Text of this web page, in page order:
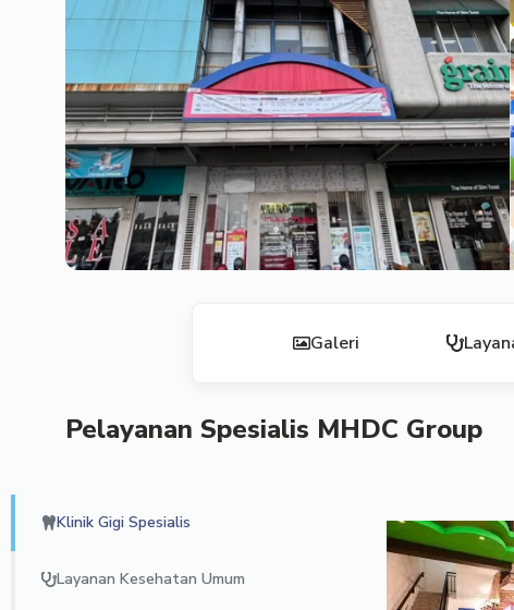
Galeri
Pelayanan Spesialis MHDC Group
Klinik Gigi Spesialis
Layanan Kesehatan Umum